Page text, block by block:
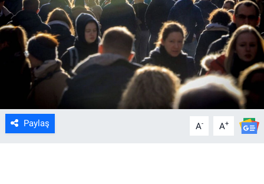
Paylaş A- A+